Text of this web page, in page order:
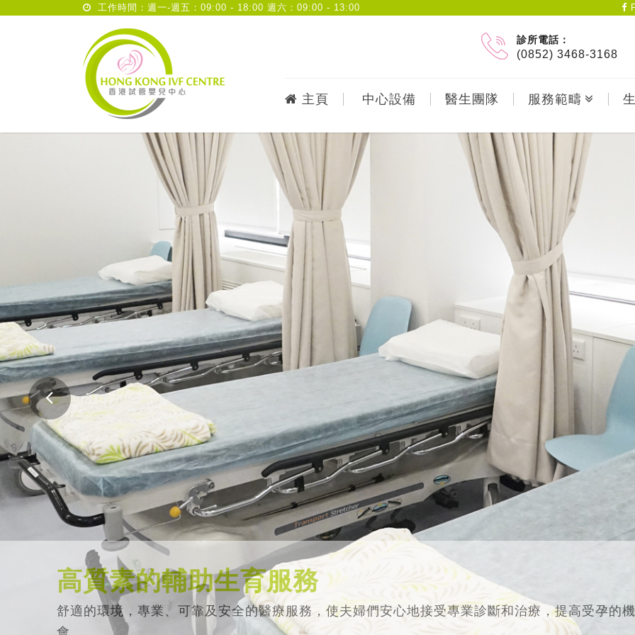
工作時間：週一-週五：09:00 - 18:00 週六：09:00 - 13:00
診所電話：
(0852) 3468-3168
主頁 中心設備 醫生團隊 服務範疇
高質素的輔助生育服務
舒適的環境，專業、可靠及安全的醫療服務，使夫婦們安心地接受專業診斷和治療，提高受孕的機
會。